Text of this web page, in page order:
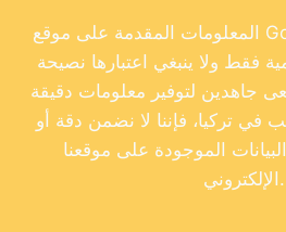
المعلومات المقدمة على موقع Goldpricesturkey.com
فقط ولا ينبغي اعتبارها نصيحة
جاهدين لتوفير معلومات دقيقة
في تركيا، فإننا لا نضمن دقة أو
الموجودة على موقعنا
الإلكتروني.